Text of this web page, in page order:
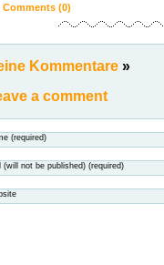
Comments (0)
Kommentare »
a comment
(required)
(will not be published) (required)